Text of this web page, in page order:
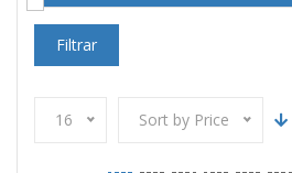
Filtrar
16 Sort by Price